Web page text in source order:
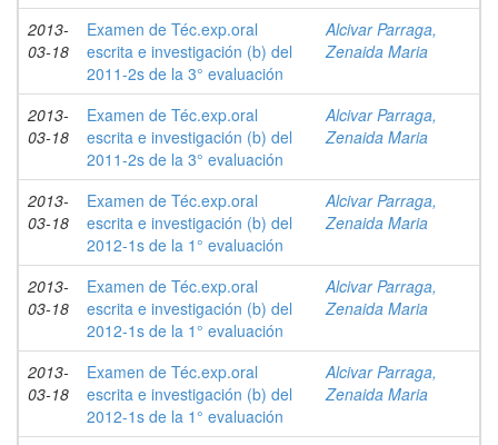
2013-
03-18
Examen de Téc.exp.oral
escrita e investigación (b) del
2011-2s de la 3° evaluación
Alcivar Parraga,
Zenaida Maria
2013-
03-18
Examen de Téc.exp.oral
escrita e investigación (b) del
2011-2s de la 3° evaluación
Alcivar Parraga,
Zenaida Maria
2013-
03-18
Examen de Téc.exp.oral
escrita e investigación (b) del
2012-1s de la 1° evaluación
Alcivar Parraga,
Zenaida Maria
2013-
03-18
Examen de Téc.exp.oral
escrita e investigación (b) del
2012-1s de la 1° evaluación
Alcivar Parraga,
Zenaida Maria
2013-
03-18
Examen de Téc.exp.oral
escrita e investigación (b) del
2012-1s de la 1° evaluación
Alcivar Parraga,
Zenaida Maria